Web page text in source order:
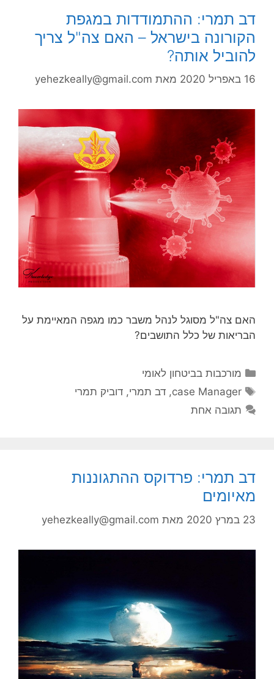
דב תמרי: ההתמודדות במגפת
הקורונה בישראל – האם צה"ל צריך
להוביל אותה?
16 באפריל 2020 מאת yehezkeally@gmail.com
האם צה"ל מסוגל לנהל משבר כמו מגפה המאיימת על
הבריאות של כלל התושבים?
קטגוריות
מורכבות בביטחון לאומי
תגיות
case Manager
,דב תמרי,דוביק תמרי
תגובה אחת
דב תמרי: פרדוקס ההתגוננות
מאיומים
23 במרץ 2020 מאת yehezkeally@gmail.com